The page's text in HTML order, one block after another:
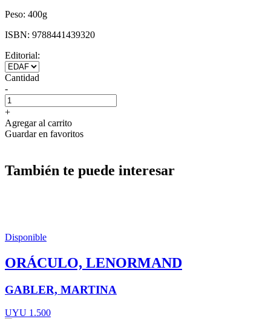
Peso: 400g
ISBN: 9788441439320
Editorial:
Cantidad
-
+
Agregar al carrito
Guardar en favoritos
También te puede interesar
Disponible
ORÁCULO, LENORMAND
GABLER, MARTINA
UYU 1.500